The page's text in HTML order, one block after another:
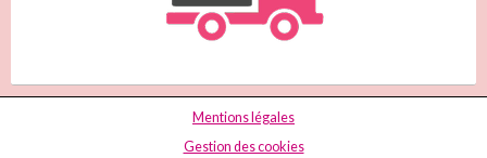
Mentions légales
Gestion des cookies